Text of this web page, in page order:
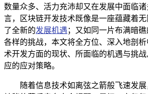
数量众多、活力充沛却又在发展中面临
言，区块链开发技术既像是一座蕴藏着
了全新的发展机遇 ；又如同一片布满暗
各样的挑战，本文将全方位、深入地剖
术开发方面的现状、所面临的机遇与挑
应的应对策略。
随着信息技术如离弦之箭般飞速发